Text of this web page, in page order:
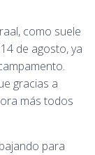
como suele
de agosto, ya
gracias a
más todos
para